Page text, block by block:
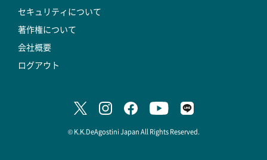
セキュリティについて
著作権について
会社概要
ログアウト
© K.K.DeAgostini Japan All Rights Reserved.